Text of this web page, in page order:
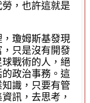
，也許這就是
瓊姆斯基發現
只是沒有開發
戰術的人，絕
政治事務。這
識，只要有管
訊，去思考，